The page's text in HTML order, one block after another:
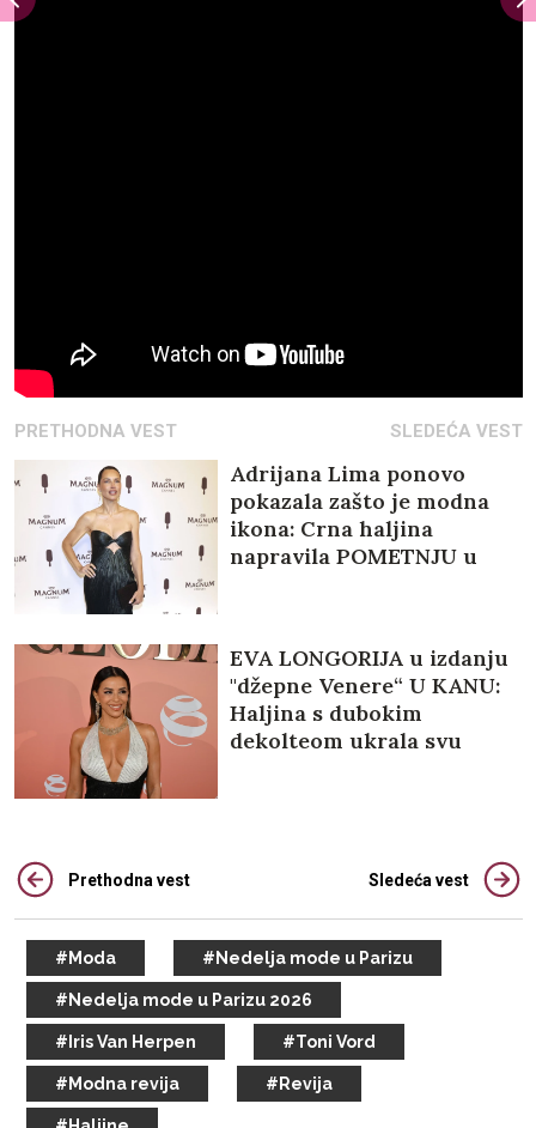
PRETHODNA VEST SLEDEĆA VEST
Adrijana Lima ponovo
pokazala zašto je modna
ikona: Crna haljina
napravila POMETNJU u
EVA LONGORIJA u izdanju
"džepne Venere“ U KANU:
Haljina s dubokim
dekolteom ukrala svu
Prethodna vest Sledeća vest
#Moda #Nedelja mode u Parizu
#Nedelja mode u Parizu 2026
#Iris Van Herpen #Toni Vord
#Modna revija #Revija